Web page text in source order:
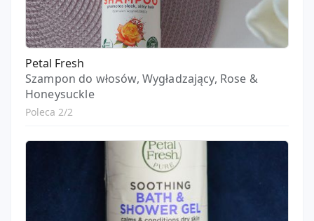
Petal Fresh
Szampon do włosów, Wygładzający, Rose &
Honeysuckle
Poleca 2/2